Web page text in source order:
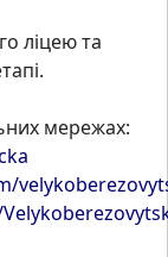
ліцею та
мережах: